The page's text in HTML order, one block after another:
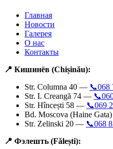
Главная
Новости
Галерея
О нас
Контакты
📍 Кишинёв (Chișinău):
Str. Columna 40 — 📞068
Str. I. Creangă 74 —
Str. Hîncești 58 — 📞069
Bd. Moscova (Haine
Str. Zelinski 20 — 📞068
📍 Фэлешть (Fălești):